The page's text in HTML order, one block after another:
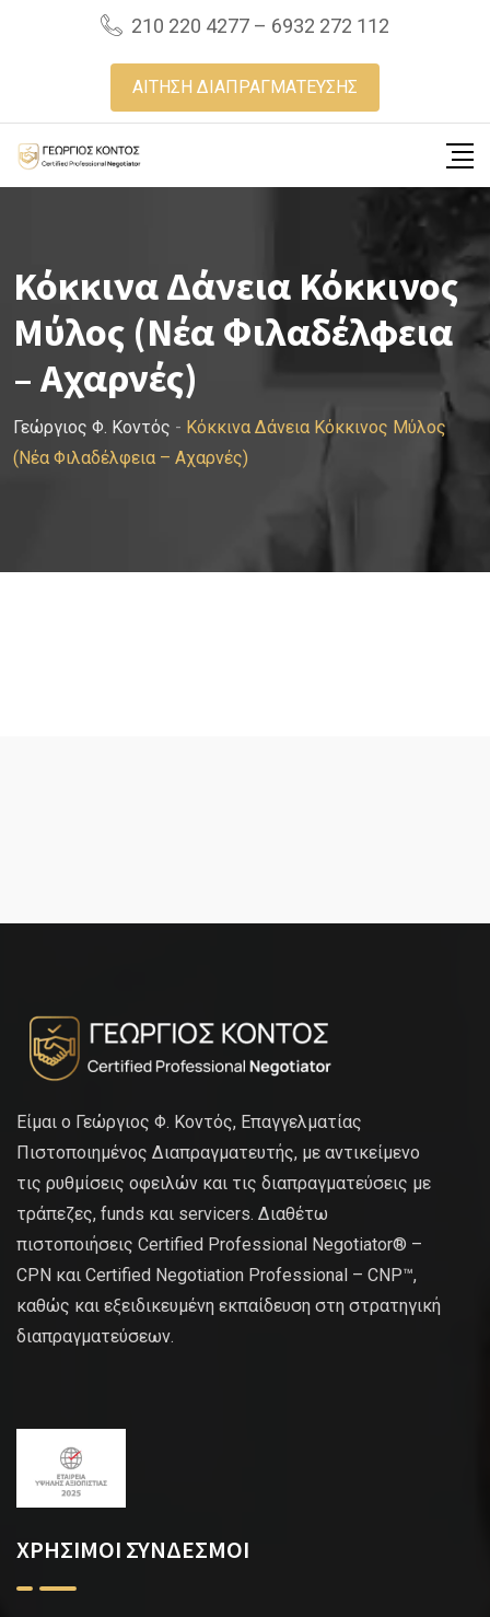
210 220 4277 – 6932 272 112
ΑΙΤΗΣΗ ΔΙΑΠΡΑΓΜΑΤΕΥΣΗΣ
Κόκκινα Δάνεια Κόκκινος
Μύλος (Νέα Φιλαδέλφεια
– Αχαρνές)
Γεώργιος Φ. Κοντός - Κόκκινα Δάνεια Κόκκινος Μύλος
(Νέα Φιλαδέλφεια – Αχαρνές)
Είμαι ο Γεώργιος Φ. Κοντός, Επαγγελματίας
Πιστοποιημένος Διαπραγματευτής, με αντικείμενο
τις ρυθμίσεις οφειλών και τις διαπραγματεύσεις με
τράπεζες, funds και servicers. Διαθέτω
πιστοποιήσεις Certified Professional Negotiator® –
CPN και Certified Negotiation Professional – CNP™,
καθώς και εξειδικευμένη εκπαίδευση στη στρατηγική
διαπραγματεύσεων.
ΧΡΗΣΙΜΟΙ ΣΥΝΔΕΣΜΟΙ